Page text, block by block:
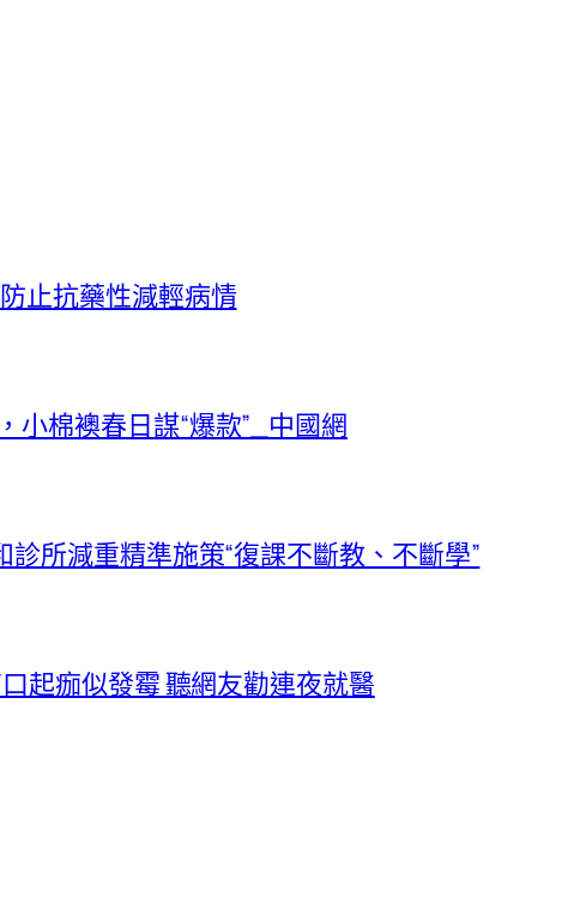
止抗藥性減輕病情
小棉襖春日謀“爆款”_中國網
所減重精準施策“復課不斷教、不斷學”
起痂似發霉 聽網友勸連夜就醫